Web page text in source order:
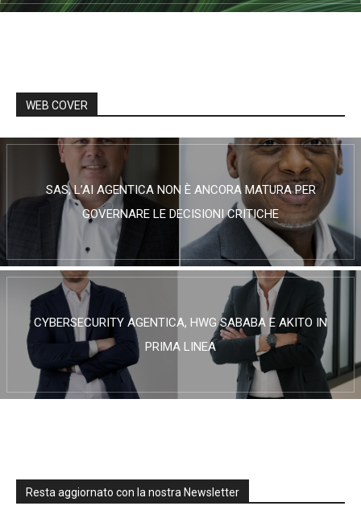
WEB COVER
SAS, L’AI AGENTICA NON È ANCORA MATURA PER
GOVERNARE LE DECISIONI CRITICHE
CYBERSECURITY AGENTICA, HWG SABABA E AKITO IN
PRIMA LINEA
Resta aggiornato con la nostra Newsletter